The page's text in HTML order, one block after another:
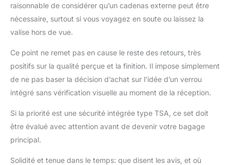
raisonnable de considérer qu’un cadenas externe peut être
nécessaire, surtout si vous voyagez en soute ou laissez la
valise hors de vue.
Ce point ne remet pas en cause le reste des retours, très
positifs sur la qualité perçue et la finition. Il impose simplement
de ne pas baser la décision d’achat sur l’idée d’un verrou
intégré sans vérification visuelle au moment de la réception.
Si la priorité est une sécurité intégrée type TSA, ce set doit
être évalué avec attention avant de devenir votre bagage
principal.
Solidité et tenue dans le temps: que disent les avis, et où